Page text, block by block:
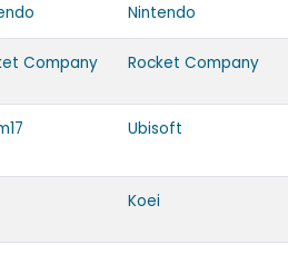
Nintendo
Company Rocket Company
Ubisoft
Koei